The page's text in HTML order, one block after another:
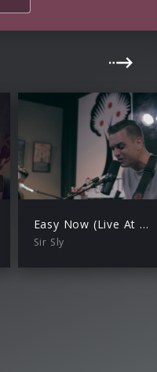
Easy Now (Live At The Cherrytree House)
Sir Sly